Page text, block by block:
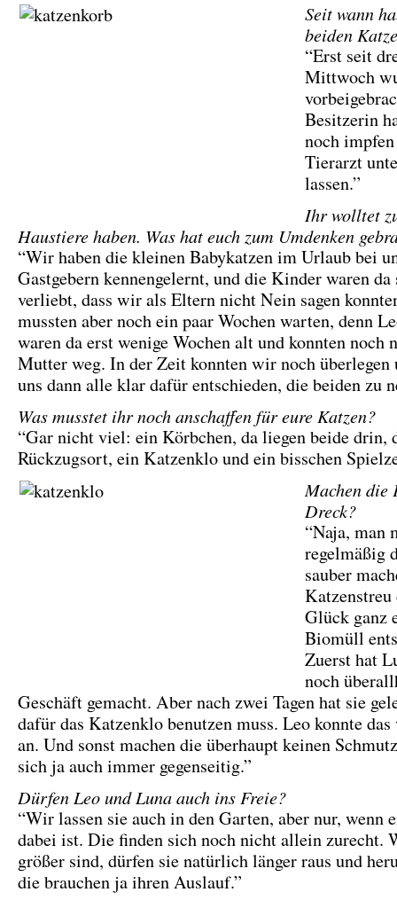
Seit wann
beiden
“Erst seit
Mittwoch
Besitzerin
noch
Tierarzt
lassen.”
Ihr wolltet
Haustiere haben. Was hat euch zum Umdenken
“Wir haben die kleinen Babykatzen im Urlaub bei
Gastgebern kennengelernt, und die Kinder waren da
verliebt, dass wir als Eltern nicht Nein sagen
mussten aber noch ein paar Wochen warten, denn
waren da erst wenige Wochen alt und konnten noch
Mutter weg. In der Zeit konnten wir noch überlegen
uns dann alle klar dafür entschieden, die beiden zu
Was musstet ihr noch anschaffen für eure Katzen?
“Gar nicht viel: ein Körbchen, da liegen beide drin,
Rückzugsort, ein Katzenklo und ein bisschen
Machen die
Dreck?
“Naja, man
regelmäßig
sauber
Glück ganz
Biomüll
Zuerst hat
noch
Geschäft gemacht. Aber nach zwei Tagen hat sie
dafür das Katzenklo benutzen muss. Leo konnte
an. Und sonst machen die überhaupt keinen
sich ja auch immer gegenseitig.”
Dürfen Leo und Luna auch ins Freie?
“Wir lassen sie auch in den Garten, aber nur, wenn
dabei ist. Die finden sich noch nicht allein zurecht.
größer sind, dürfen sie natürlich länger raus und
die brauchen ja ihren Auslauf.”